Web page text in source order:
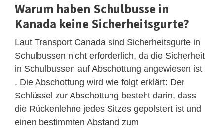
Warum haben Schulbusse in
Kanada keine Sicherheitsgurte?
Laut Transport Canada sind Sicherheitsgurte in
Schulbussen nicht erforderlich, da die Sicherheit
in Schulbussen auf Abschottung angewiesen ist
. Die Abschottung wird wie folgt erklärt: Der
Schlüssel zur Abschottung besteht darin, dass
die Rückenlehne jedes Sitzes gepolstert ist und
einen bestimmten Abstand zum